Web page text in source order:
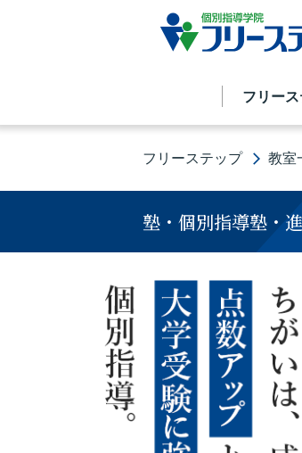
フリー
フリーステップ 教室
塾・個別指導塾・